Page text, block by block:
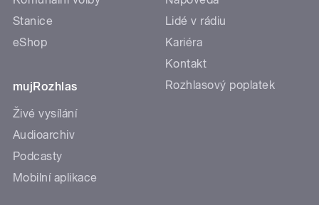
Stanice
eShop
mujRozhlas
Živé vysílání
Audioarchiv
Podcasty
Mobilní aplikace
Lidé v rádiu
Kariéra
Kontakt
Rozhlasový poplatek